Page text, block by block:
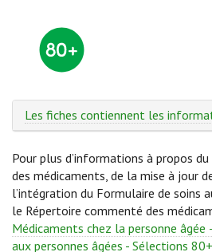
Les fiches contiennent les
Pour plus d’informations à propos
des médicaments, de la mise à jour
l’intégration du Formulaire de soins
le Répertoire commenté des
Médicaments chez la personne âgée
aux personnes âgées - Sélections 80+